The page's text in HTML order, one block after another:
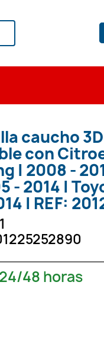
caucho
con
| 2008 -
- 2014 |
| REF:
48 horas